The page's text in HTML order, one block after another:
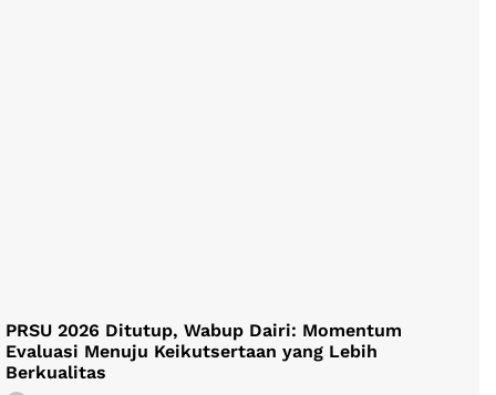
PRSU 2026 Ditutup, Wabup Dairi: Momentum
Evaluasi Menuju Keikutsertaan yang Lebih
Berkualitas